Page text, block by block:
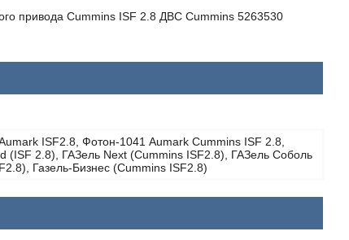
привода Cummins ISF 2.8 ДВС Cummins 5263530
ISF2.8, Фотон-1041 Aumark Cummins ISF 2.8,
(ISF 2.8), ГАЗель Next (Cummins ISF2.8), ГАЗель Соболь
Газель-Бизнес (Cummins ISF2.8)